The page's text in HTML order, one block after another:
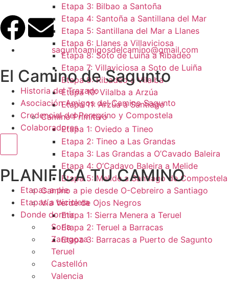
Etapa 3: Bilbao a Santoña
Etapa 4: Santoña a Santillana del Mar
Etapa 5: Santillana del Mar a Llanes
Etapa 6: Llanes a Villaviciosa
Etapa 8: Soto de Luiña a Ribadeo
Etapa 7: Villaviciosa a Soto de Luiña
Etapa 9: Ribadeo a Vilalba
Etapa 10: Vilalba a Arzúa
Etapa 11: Arzúa a Santiago
Camino Primitivo
Etapa 1: Oviedo a Tineo
Etapa 2: Tineo a Las Grandas
Etapa 3: Las Grandas a O’Cavado Baleira
Etapa 4: O’Cadavo Baleira a Melide
Etapa 5: Melide a Santiago de Compostela
Camino a pie desde O-Cebreiro a Santiago
Vía Verde de Ojos Negros
Etapa 1: Sierra Menera a Teruel
Etapa 2: Teruel a Barracas
Etapa 3: Barracas a Puerto de Sagunto
saguntoamigosdelcamino@gmail.com
El Camino de Sagunto
Historia del Trazado
Asociación Amigos del Camino Sagunto
Credencial del Peregrino y Compostela
Colaboradores
Menú conmutador hamburguesa
PLANIFICA TU CAMINO
Etapas a pie
Etapas a bicicleta
Donde dormir
Soria
Zaragoza
Teruel
Castellón
Valencia